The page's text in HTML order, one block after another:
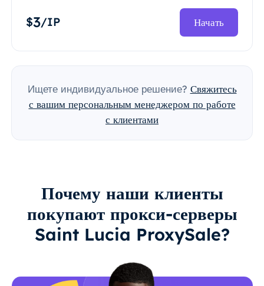
$3/IP Начать
Ищете индивидуальное решение? Свяжитесь
с вашим персональным менеджером по работе
с клиентами
Почему наши клиенты
покупают прокси-серверы
Saint Lucia ProxySale?